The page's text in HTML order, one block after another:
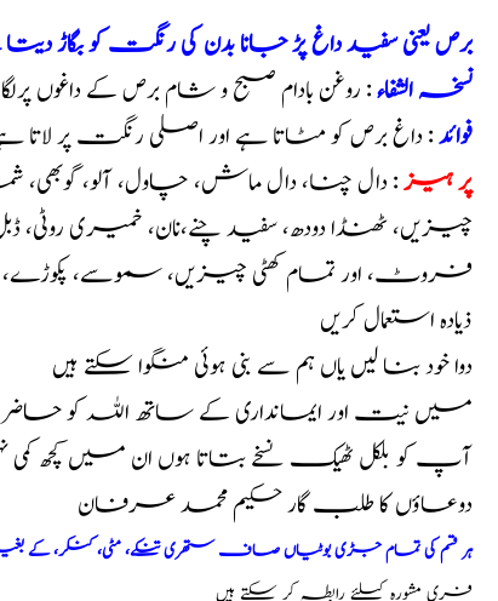
برص یعنی سفید داغ پڑ جانا بدن کی رنگت کو
نسخہ الشفاء: روغن بادام صبح و شام برص کے داغوں
فوائد: داغ برص کو مٹاتا ہے اور اصلی رنگت پر لاتا
پر ہیز: دال چنا، دال ماش، چاول، آلو، گوبھی،
چیزیں، ٹھنڈا دودھ، سفید چنے،نان، خمیری روٹی،
فروٹ، اور تمام کھٹی چیزیں، سموسے، پکوڑے،
ذیادہ استعمال کریں
دوا خود بنا لیں یاں ہم سے بنی ہوئی منگوا سکتے ہیں
میں نیت اور ایمانداری کے ساتھ اللہ کو
آپ کو بلکل ٹھیک نسخے بتاتا ہوں ان میں کچھ
دوعاؤں کا طلب گار حکیم محمد عرفان
ہر قسم کی تمام جڑی بوٹیاں صاف ستھری تنکے، مٹی، کنکر، کے
فری مشورہ کیلئے رابطہ کر سکتے ہیں